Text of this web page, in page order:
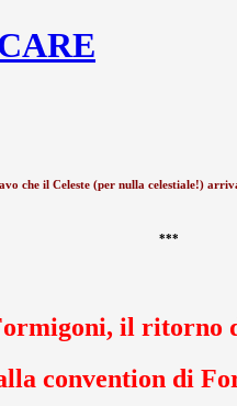
il Celeste (per nulla celestiale!)
***
il ritorno
convention di